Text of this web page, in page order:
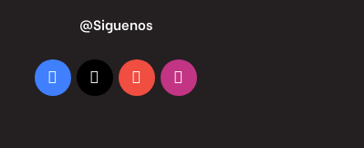
@Siguenos
Facebook YouTubeInstagram